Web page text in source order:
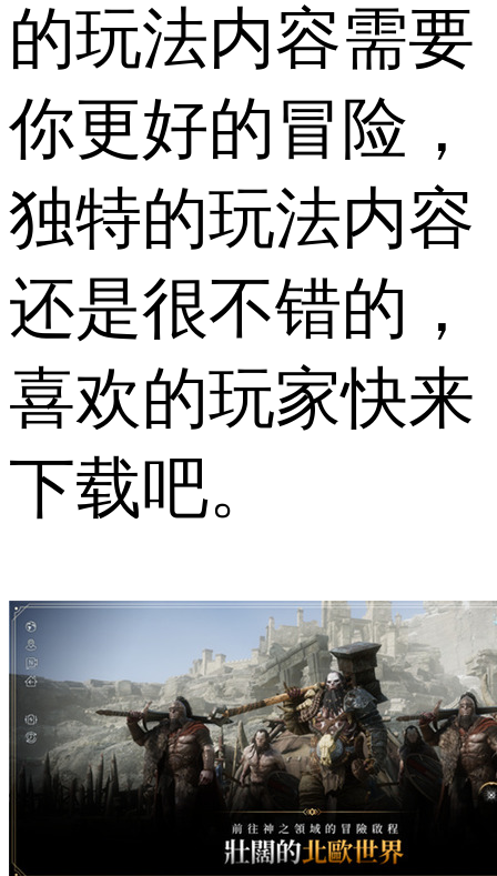
的玩法内容需要
你更好的冒险，
独特的玩法内容
还是很不错的，
喜欢的玩家快来
下载吧。